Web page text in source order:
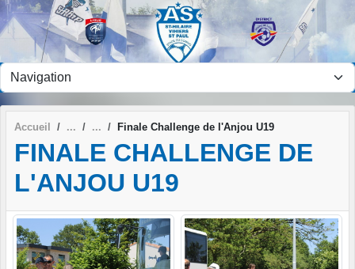
Accueil Finale Challenge de l'Anjou U19
FINALE CHALLENGE DE
L'ANJOU U19
Panneau de gestion des cookies